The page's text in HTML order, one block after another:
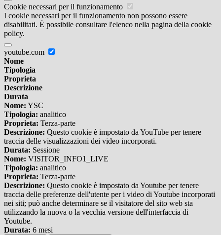
Cookie necessari per il funzionamento
I cookie necessari per il funzionamento non possono essere
disabilitati. È possibile consultare l'elenco nella pagina della cookie
policy.
youtube.com
Nome
Tipologia
Proprieta
Descrizione
Durata
Nome: YSC
Tipologia: analitico
Proprieta: Terza-parte
Descrizione: Questo cookie è impostato da YouTube per tenere
traccia delle visualizzazioni dei video incorporati.
Durata: Sessione
Nome: VISITOR_INFO1_LIVE
Tipologia: analitico
Proprieta: Terza-parte
Descrizione: Questo cookie è impostato da Youtube per tenere
traccia delle preferenze dell'utente per i video di Youtube incorporati
nei siti; può anche determinare se il visitatore del sito web sta
utilizzando la nuova o la vecchia versione dell'interfaccia di
Youtube.
Durata: 6 mesi